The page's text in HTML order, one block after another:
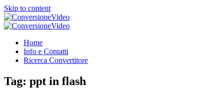
Skip to content
ConversioneVideo
Video Converter Software Offline App
Home
Info e Contatti
Ricerca Convertitore
Tag: ppt in flash